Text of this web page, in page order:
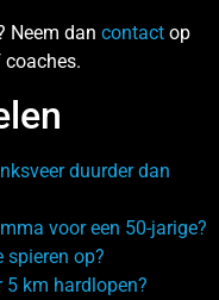
Neem dan contact op
duurder dan
voor een 50-jarige?
spieren op?
5 km hardlopen?